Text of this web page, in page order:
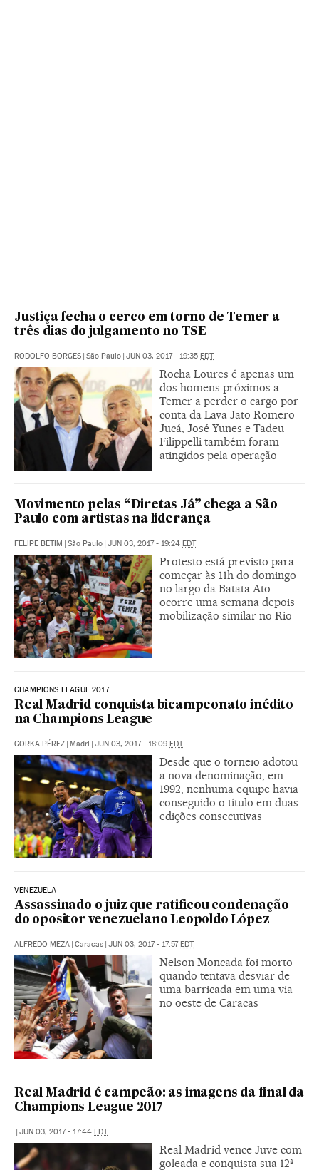
Justiça fecha o cerco em torno de Temer a
três dias do julgamento no TSE
RODOLFO BORGES São Paulo JUN 03, 2017 - 19:35 EDT
Rocha Loures é apenas um
dos homens próximos a
Temer a perder o cargo por
conta da Lava Jato Romero
Jucá, José Yunes e Tadeu
Filippelli também foram
atingidos pela operação
Movimento pelas “Diretas Já” chega a São
Paulo com artistas na liderança
FELIPE BETIM São Paulo JUN 03, 2017 - 19:24 EDT
Protesto está previsto para
começar às 11h do domingo
no largo da Batata Ato
ocorre uma semana depois
mobilização similar no Rio
CHAMPIONS LEAGUE 2017
Real Madrid conquista bicampeonato inédito
na Champions League
GORKA PÉREZ Madri JUN 03, 2017 - 18:09 EDT
Desde que o torneio adotou
a nova denominação, em
1992, nenhuma equipe havia
conseguido o título em duas
edições consecutivas
VENEZUELA
Assassinado o juiz que ratificou condenação
do opositor venezuelano Leopoldo López
ALFREDO MEZA | Caracas | JUN 03, 2017 - 17:57EDT
Nelson Moncada foi morto
quando tentava desviar de
uma barricada em uma via
no oeste de Caracas
Real Madrid é campeão: as imagens da final da
Champions League 2017
| JUN 03, 2017 - 17:44 EDT
Real Madrid vence Juve com
goleada e conquista sua 12ª